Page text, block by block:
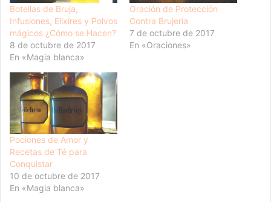
Botellas de Bruja,
Infusiones, Elixires y Polvos
mágicos ¿Cómo se Hacen?
8 de octubre de 2017
En «Magia blanca»
Oración de Protección
Contra Brujería
7 de octubre de 2017
En «Oraciones»
Pociones de Amor y
Recetas de Té para
Conquistar
10 de octubre de 2017
En «Magia blanca»